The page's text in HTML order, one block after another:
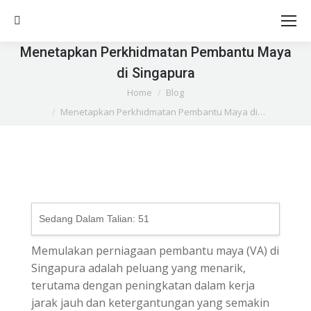
Search:
Menetapkan Perkhidmatan Pembantu Maya
di Singapura
Home
Blog
Menetapkan Perkhidmatan Pembantu Maya di…
Sedang Dalam Talian: 51
Memulakan perniagaan pembantu maya (VA) di
Singapura adalah peluang yang menarik,
terutama dengan peningkatan dalam kerja
jarak jauh dan ketergantungan yang semakin